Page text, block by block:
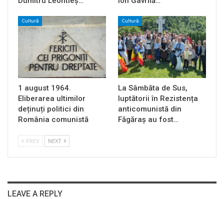
Cultură
1 august 1964.
Eliberarea ultimilor
deținuți politici din
România comunistă
Cultură
La Sâmbăta de Sus,
luptătorii în Rezistența
anticomunistă din
Făgăraș au fost…
PREV NEXT
LEAVE A REPLY